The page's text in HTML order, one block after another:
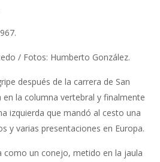
/ Fotos: Humberto González.
después de la carrera de San
en la columna vertebral y finalmente
izquierda que mandó al cesto una
y varias presentaciones en Europa.
como un conejo, metido en la jaula